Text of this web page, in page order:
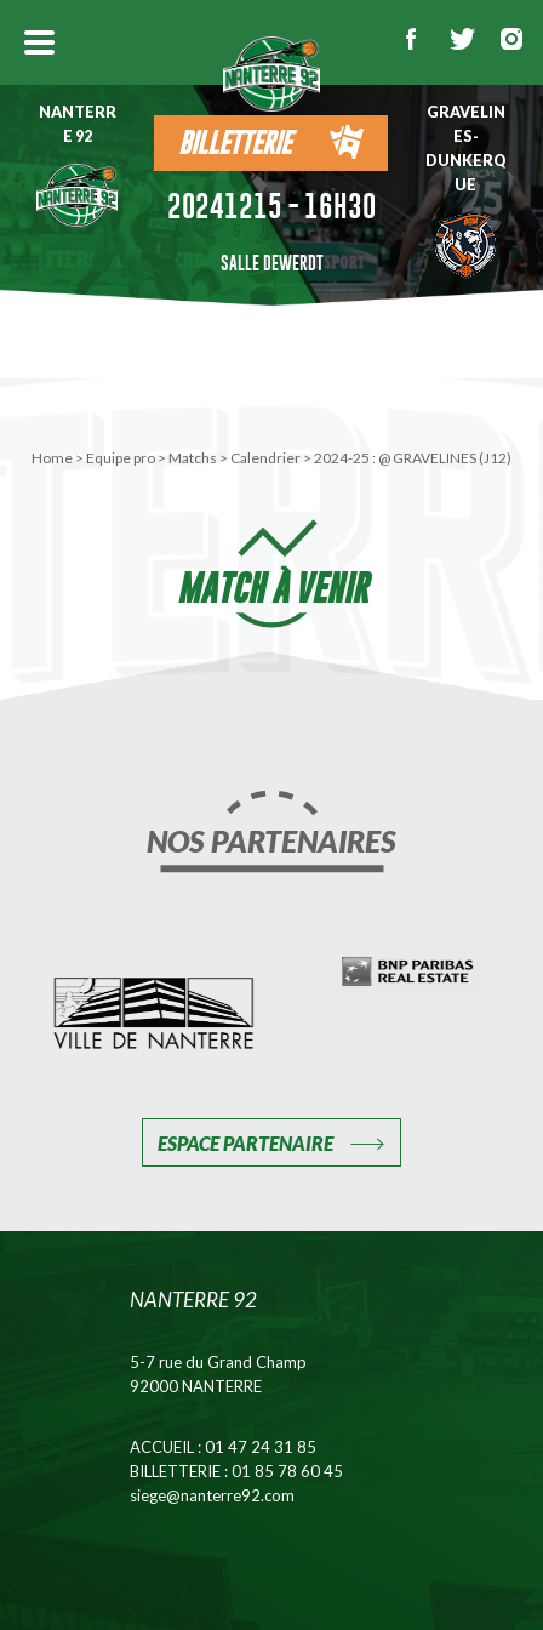
NANTERR
E 92
BILLETTERIE
GRAVELIN
ES-
DUNKERQ
UE
20241215 - 16H30
SALLE DEWERDT
Home > Equipe pro > Matchs > Calendrier > 2024-25 : @ GRAVELINES (J12)
MATCH À VENIR
NOS PARTENAIRES
ESPACE PARTENAIRE
NANTERRE 92
5-7 rue du Grand Champ
92000 NANTERRE
ACCUEIL: 01 47 24 31 85
BILLETTERIE: 01 85 78 60 45
siege@nanterre92.com